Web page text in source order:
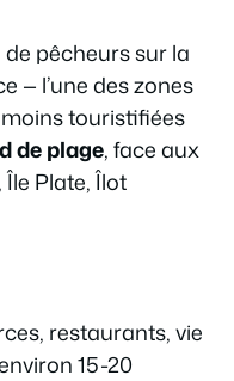
pêcheurs sur la
— l’une des zones
touristifiées
de plage, face aux
Plate, Îlot
restaurants, vie
15-20